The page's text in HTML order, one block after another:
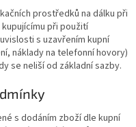
prostředků na dálku při
při použití
s uzavřením kupní
náklady na telefonní hovory)
se neliší od základní sazby.
s dodáním zboží dle kupní